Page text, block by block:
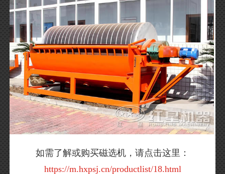
如需了解或购买磁选机，请点击这里：
https://m.hxpsj.cn/productlist/18.html